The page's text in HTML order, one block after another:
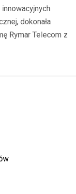
dokonała
Rymar Telecom z